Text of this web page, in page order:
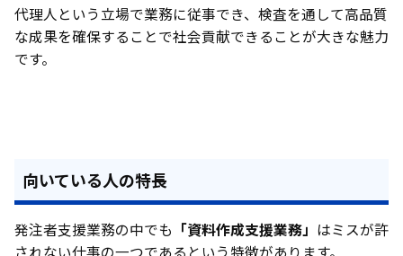
代理人という立場で業務に従事でき、検査を通して高品質
な成果を確保することで社会貢献できることが大きな魅力
です。
向いている人の特長
発注者支援業務の中でも 「資料作成支援業務」 はミスが許